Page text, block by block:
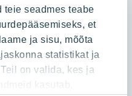
teie seadmes teabe
et
ja sisu, mõõta
statistikat ja
on valida, kes ja